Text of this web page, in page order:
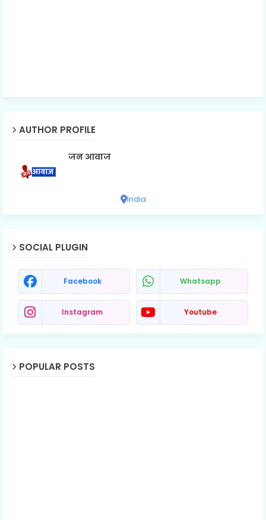
AUTHOR PROFILE
जन आवाज
India
SOCIAL PLUGIN
Facebook Whatsapp
Instagram Youtube
POPULAR POSTS